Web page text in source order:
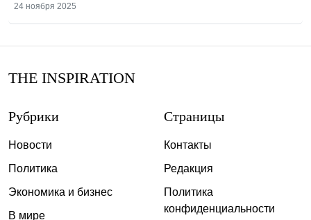
24 ноября 2025
THE INSPIRATION
Рубрики
Новости
Политика
Экономика и бизнес
В мире
Страницы
Контакты
Редакция
Политика
конфиденциальности